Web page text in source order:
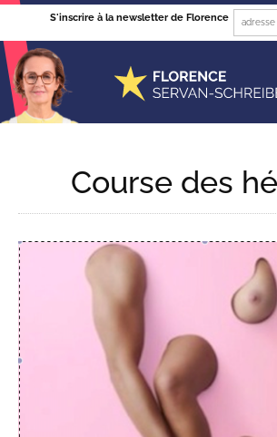
S'inscrire à la newsletter de Florence
Course des